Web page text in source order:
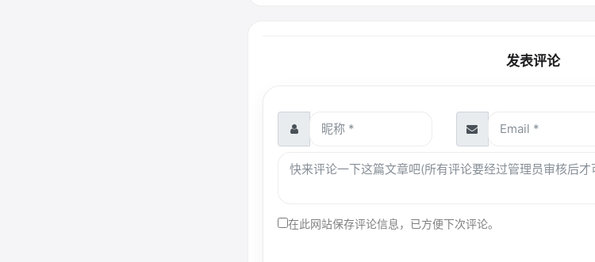
发表评论
在此网站保存评论信息，已方便下次评论。